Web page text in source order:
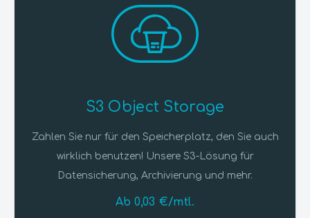
S3 Object Storage
Zahlen Sie nur für den Speicherplatz, den Sie auch
wirklich benutzen! Unsere S3-Lösung für
Datensicherung, Archivierung und mehr.
Ab 0,03 €/mtl.